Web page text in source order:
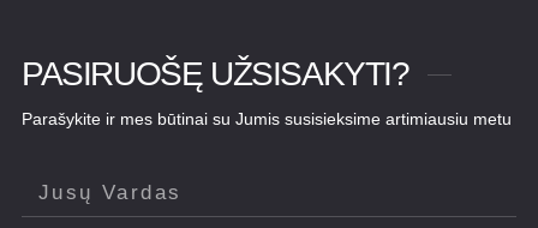
PASIRUOŠĘ UŽSISAKYTI?
Parašykite ir mes būtinai su Jumis susisieksime artimiausiu metu